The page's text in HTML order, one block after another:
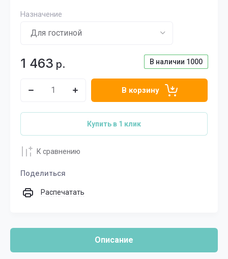
Назначение
В наличии 1000
1 463 р.
В корзину
Купить в 1 клик
К сравнению
Поделиться
Распечатать
Описание